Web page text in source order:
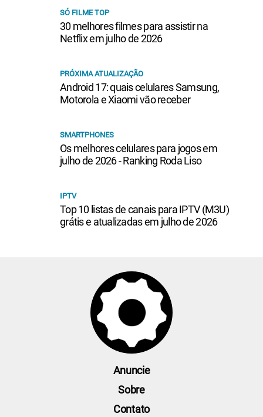
SÓ FILME TOP
30 melhores filmes para assistir na
Netflix em julho de 2026
PRÓXIMA ATUALIZAÇÃO
Android 17: quais celulares Samsung,
Motorola e Xiaomi vão receber
SMARTPHONES
Os melhores celulares para jogos em
julho de 2026 - Ranking Roda Liso
IPTV
Top 10 listas de canais para IPTV (M3U)
grátis e atualizadas em julho de 2026
Anuncie
Sobre
Contato